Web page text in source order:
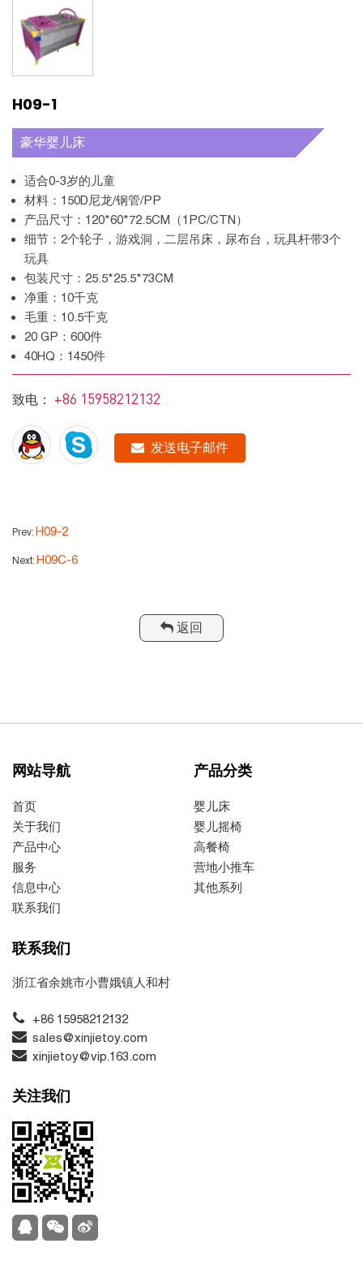
H09-1
豪华婴儿床
适合0-3岁的儿童
材料：150D尼龙/钢管/PP
产品尺寸：120*60*72.5CM（1PC/CTN）
细节：2个轮子，游戏洞，二层吊床，尿布台，玩具杆带3个
玩具
包装尺寸：25.5*25.5*73CM
净重：10千克
毛重：10.5千克
20 GP：600件
40HQ：1450件
致电： +86 15958212132
发送电子邮件
Prev: H09-2
Next: H09C-6
返回
网站导航
首页
关于我们
产品中心
服务
信息中心
联系我们
产品分类
婴儿床
婴儿摇椅
高餐椅
营地小推车
其他系列
联系我们
浙江省余姚市小曹娥镇人和村
+86 15958212132
sales@xinjietoy.com
xinjietoy@vip.163.com
关注我们